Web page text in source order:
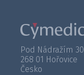
Pod Nádražím
268 01 Hořovice
Česko